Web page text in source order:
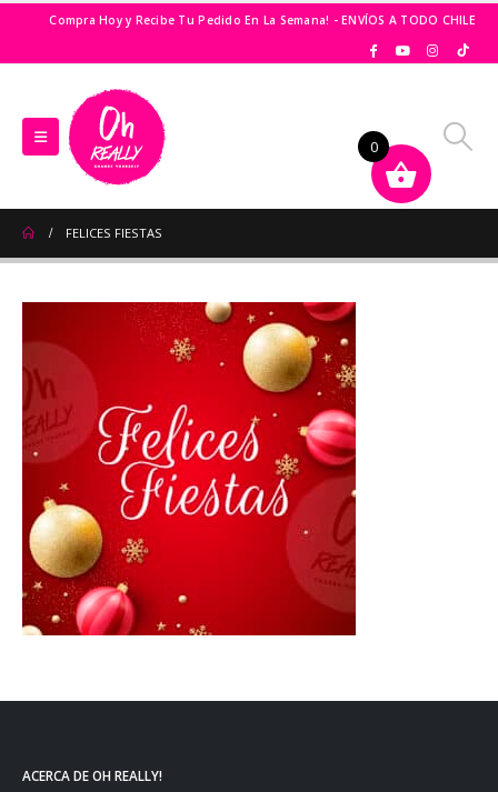
Compra Hoy y Recibe Tu Pedido En La Semana! - ENVÍOS A TODO CHILE
FELICES FIESTAS
ACERCA DE OH REALLY!
0